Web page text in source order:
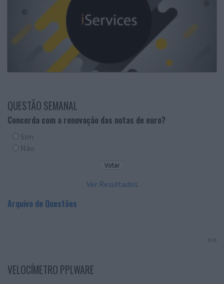
QUESTÃO SEMANAL
Concorda com a renovação das notas de euro?
Sim
Não
Ver Resultados
Arquivo de Questões
PUB
VELOCÍMETRO PPLWARE